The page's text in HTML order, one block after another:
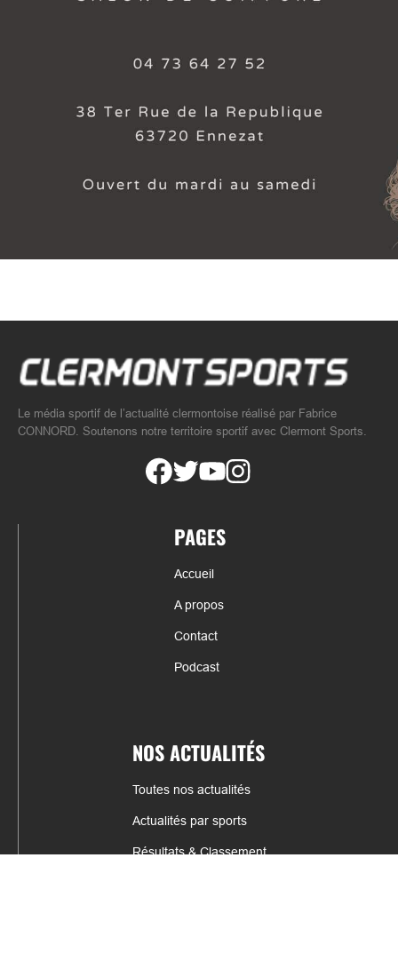
Le média sportif de l’actualité clermontoise réalisé par Fabrice
CONNORD. Soutenons notre territoire sportif avec Clermont Sports.
PAGES
Accueil
A propos
Contact
Podcast
NOS ACTUALITÉS
Toutes nos actualités
Actualités par sports
Résultats & Classement